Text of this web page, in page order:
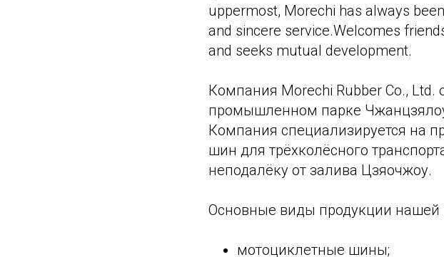
uppermost, Morechi has always
and sincere service.Welcomes
and seeks mutual development.
Компания Morechi Rubber Co., Ltd.
промышленном парке
Компания специализируется на
шин для трёхколёсного
неподалёку от залива Цзяочжоу.
Основные виды продукции нашей
мотоциклетные шины;